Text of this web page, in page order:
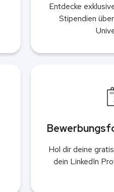
Entdecke
Stipendien
Hol dir deine
dein LinkedIn